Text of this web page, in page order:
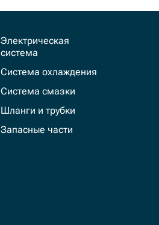
Электрическая
система
Система охлаждения
Система смазки
Шланги и трубки
Запасные части